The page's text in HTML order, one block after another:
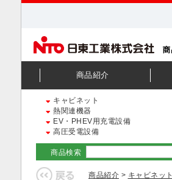
商品紹介
キャビネット
熱関連機器
EV・PHEV用充電設備
高圧受電設備
商品検索
商品紹介 > キャビネット